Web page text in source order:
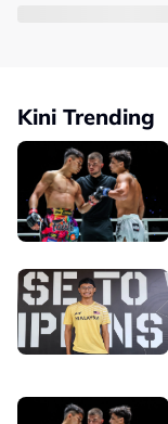
Kini Trending